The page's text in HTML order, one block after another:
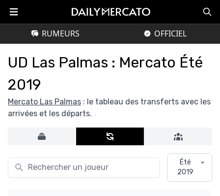
RUMEURS OFFICIEL
UD Las Palmas : Mercato Été
2019
Mercato Las Palmas : le tableau des transferts avec les
arrivées et les départs.
Été
2019